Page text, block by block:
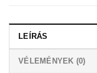
LEÍRÁS
VÉLEMÉNYEK (0)